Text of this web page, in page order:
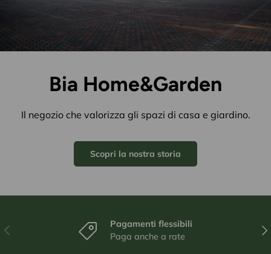
Bia Home&Garden
Il negozio che valorizza gli spazi di casa e giardino.
Scopri la nostra storia
Indietro
Pagamenti flessibili
Paga anche a rate